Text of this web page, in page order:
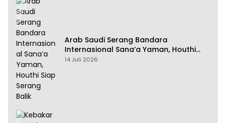
Arab Saudi Serang Bandara
Internasional Sana’a Yaman, Houthi
Siap Serang Balik
14 Juli 2026